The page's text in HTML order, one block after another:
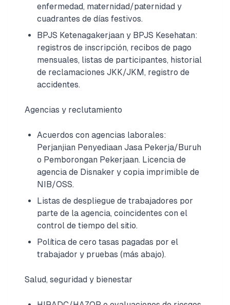
enfermedad, maternidad/paternidad y
cuadrantes de días festivos.
BPJS Ketenagakerjaan y BPJS Kesehatan:
registros de inscripción, recibos de pago
mensuales, listas de participantes, historial
de reclamaciones JKK/JKM, registro de
accidentes.
Agencias y reclutamiento
Acuerdos con agencias laborales:
Perjanjian Penyediaan Jasa Pekerja/Buruh
o Pemborongan Pekerjaan. Licencia de
agencia de Disnaker y copia imprimible de
NIB/OSS.
Listas de despliegue de trabajadores por
parte de la agencia, coincidentes con el
control de tiempo del sitio.
Política de cero tasas pagadas por el
trabajador y pruebas (más abajo).
Salud, seguridad y bienestar